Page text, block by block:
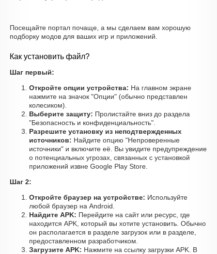
Посещайте портал почаще, а мы сделаем вам хорошую
подборку модов для ваших игр и приложений.
Как установить файл?
Шаг первый:
Откройте опции устройства: На главном экране
нажмите на значок "Опции" (обычно представлен
колесиком).
Выберите защиту: Пролистайте вниз до раздела
"Безопасность и конфиденциальность".
Разрешите установку из неподтвержденных
источников: Найдите опцию "Непроверенные
источники" и включите её. Вы увидите предупреждение
о потенциальных угрозах, связанных с установкой
приложений извне Google Play Store.
Шаг 2:
Откройте браузер на устройстве: Используйте
любой браузер на Android.
Найдите APK: Перейдите на сайт или ресурс, где
находится APK, который вы хотите установить. Обычно
он располагается в разделе загрузок или в разделе,
предоставленном разработчиком.
Загрузите APK: Нажмите на ссылку загрузки APK. В